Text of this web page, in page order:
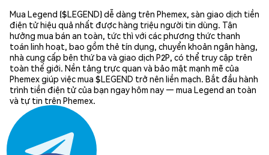
Mua Legend ($LEGEND) dễ dàng trên Phemex, sàn giao dịch tiền
điện tử hiệu quả nhất được hàng triệu người tin dùng. Tận
hưởng mua bán an toàn, tức thì với các phương thức thanh
toán linh hoạt, bao gồm thẻ tín dụng, chuyển khoản ngân hàng,
nhà cung cấp bên thứ ba và giao dịch P2P, có thể truy cập trên
toàn thế giới. Nền tảng trực quan và bảo mật mạnh mẽ của
Phemex giúp việc mua $LEGEND trở nên liền mạch. Bắt đầu hành
trình tiền điện tử của bạn ngay hôm nay — mua Legend an toàn
và tự tin trên Phemex.